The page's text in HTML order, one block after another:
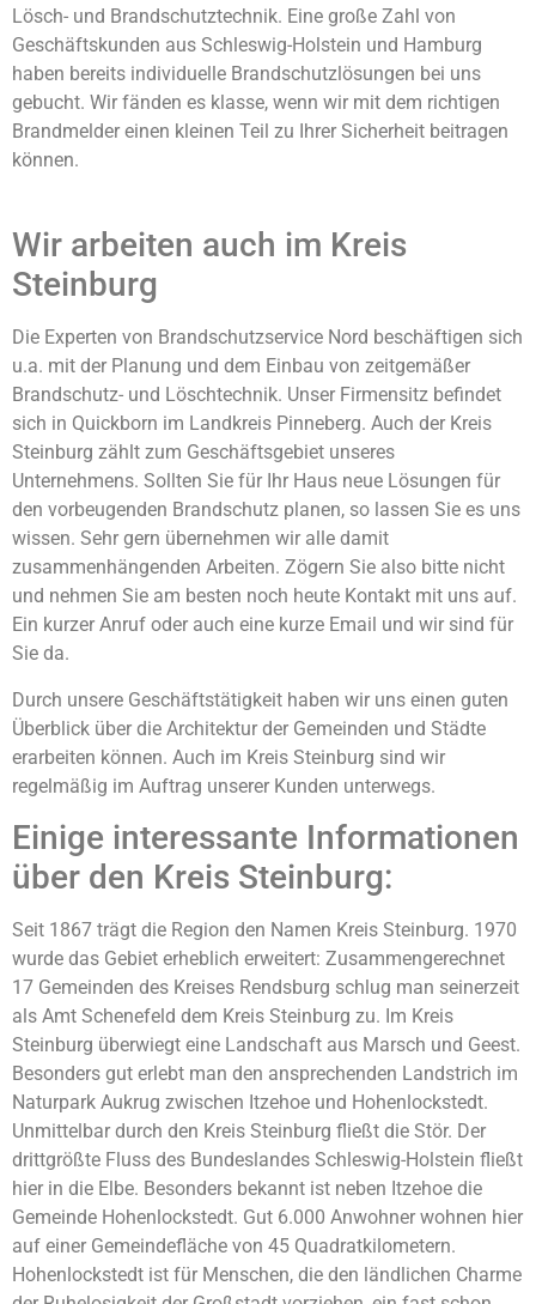
Lösch- und Brandschutztechnik. Eine große Zahl von
Geschäftskunden aus Schleswig-Holstein und Hamburg
haben bereits individuelle Brandschutzlösungen bei uns
gebucht. Wir fänden es klasse, wenn wir mit dem richtigen
Brandmelder einen kleinen Teil zu Ihrer Sicherheit beitragen
können.
Wir arbeiten auch im Kreis
Steinburg
Die Experten von Brandschutzservice Nord beschäftigen sich
u.a. mit der Planung und dem Einbau von zeitgemäßer
Brandschutz- und Löschtechnik. Unser Firmensitz befindet
sich in Quickborn im Landkreis Pinneberg. Auch der Kreis
Steinburg zählt zum Geschäftsgebiet unseres
Unternehmens. Sollten Sie für Ihr Haus neue Lösungen für
den vorbeugenden Brandschutz planen, so lassen Sie es uns
wissen. Sehr gern übernehmen wir alle damit
zusammenhängenden Arbeiten. Zögern Sie also bitte nicht
und nehmen Sie am besten noch heute Kontakt mit uns auf.
Ein kurzer Anruf oder auch eine kurze Email und wir sind für
Sie da.
Durch unsere Geschäftstätigkeit haben wir uns einen guten
Überblick über die Architektur der Gemeinden und Städte
erarbeiten können. Auch im Kreis Steinburg sind wir
regelmäßig im Auftrag unserer Kunden unterwegs.
Einige interessante Informationen
über den Kreis Steinburg:
Seit 1867 trägt die Region den Namen Kreis Steinburg. 1970
wurde das Gebiet erheblich erweitert: Zusammengerechnet
17 Gemeinden des Kreises Rendsburg schlug man seinerzeit
als Amt Schenefeld dem Kreis Steinburg zu. Im Kreis
Steinburg überwiegt eine Landschaft aus Marsch und Geest.
Besonders gut erlebt man den ansprechenden Landstrich im
Naturpark Aukrug zwischen Itzehoe und Hohenlockstedt.
Unmittelbar durch den Kreis Steinburg fließt die Stör. Der
drittgrößte Fluss des Bundeslandes Schleswig-Holstein fließt
hier in die Elbe. Besonders bekannt ist neben Itzehoe die
Gemeinde Hohenlockstedt. Gut 6.000 Anwohner wohnen hier
auf einer Gemeindefläche von 45 Quadratkilometern.
Hohenlockstedt ist für Menschen, die den ländlichen Charme